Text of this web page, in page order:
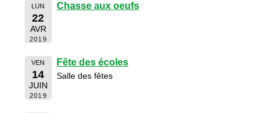
LUN
22
AVR
2019
Chasse aux oeufs
VEN
14
JUIN
2019
Fête des écoles
Salle des fêtes